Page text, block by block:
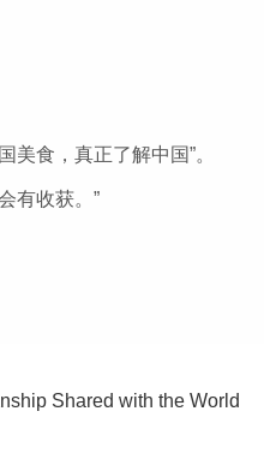
食，真正了解中国”。
有收获。”
Shared with the World